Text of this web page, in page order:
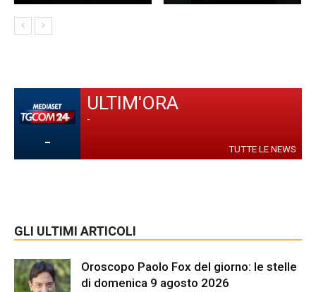
-
ULTIM'ORA
-
TUTTE LE NEWS
GLI ULTIMI ARTICOLI
Oroscopo Paolo Fox del giorno: le stelle
di domenica 9 agosto 2026